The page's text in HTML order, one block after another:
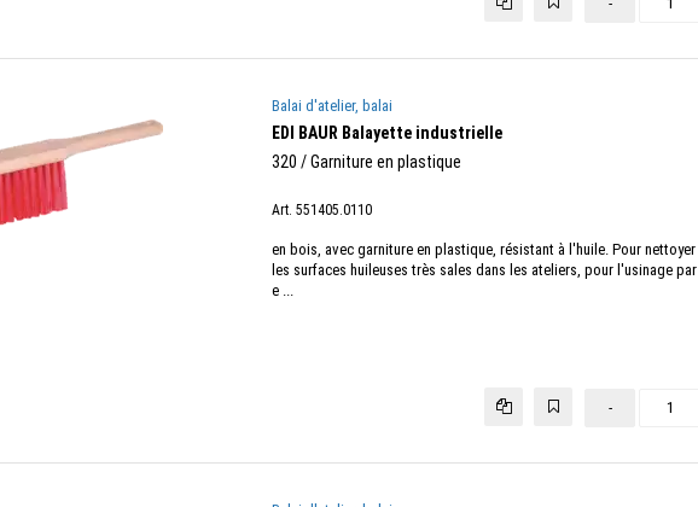
Balai d'atelier, balai
EDI BAUR Balayette industrielle
320 / Garniture en plastique
Art. 551405.0110
en bois, avec garniture en plastique, résistant à l'huile. Pour nettoyer
les surfaces huileuses très sales dans les ateliers, pour l'usinage par
e ...
-